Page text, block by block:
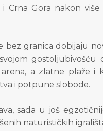
Crna Gora nakon
bez granica dobijaju
a zlatne plaže
i potpune slobode.
sada u još
naturističkih